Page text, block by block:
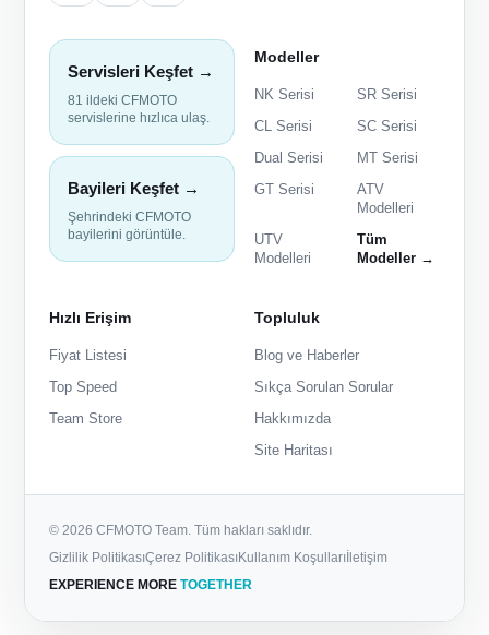
Servisleri Keşfet →
81 ildeki CFMOTO
servislerine hızlıca ulaş.
Bayileri Keşfet →
Şehrindeki CFMOTO
bayilerini görüntüle.
Modeller
NK Serisi
SR Serisi
CL Serisi
SC Serisi
Dual Serisi
MT Serisi
GT Serisi
ATV
Modelleri
UTV
Modelleri
Tüm
Modeller →
Hızlı Erişim
Fiyat Listesi
Top Speed
Team Store
Topluluk
Blog ve Haberler
Sıkça Sorulan Sorular
Hakkımızda
Site Haritası
© 2026 CFMOTO Team. Tüm hakları saklıdır.
Gizlilik PolitikasıÇerez PolitikasıKullanım Koşulları İletişim
EXPERIENCE MORE TOGETHER